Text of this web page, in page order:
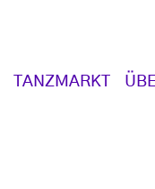
TANZMARKT